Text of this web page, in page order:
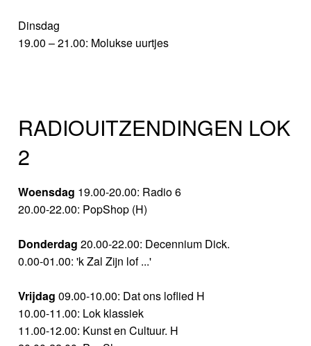
Dinsdag
19.00 – 21.00: Molukse uurtjes
RADIOUITZENDINGEN LOK
2
Woensdag 19.00-20.00: Radio 6
20.00-22.00: PopShop (H)
Donderdag 20.00-22.00: Decennium Dick.
0.00-01.00: 'k Zal Zijn lof ...'
Vrijdag 09.00-10.00: Dat ons loflied H
10.00-11.00: Lok klassiek
11.00-12.00: Kunst en Cultuur. H